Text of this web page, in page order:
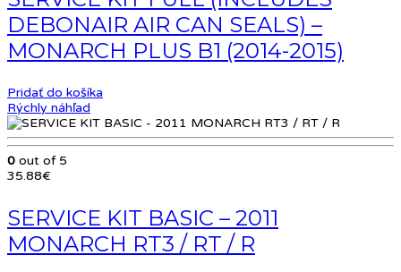
DEBONAIR AIR CAN SEALS) –
MONARCH PLUS B1 (2014-2015)
Pridať do košíka
Rýchly náhľad
0 out of 5
35.88€
SERVICE KIT BASIC – 2011
MONARCH RT3 / RT / R